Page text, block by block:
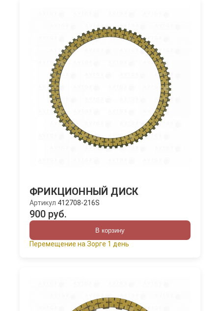
ФРИКЦИОННЫЙ ДИСК
Артикул 412708-216S
900 руб.
В корзину
Перемещение на Зорге 1 день